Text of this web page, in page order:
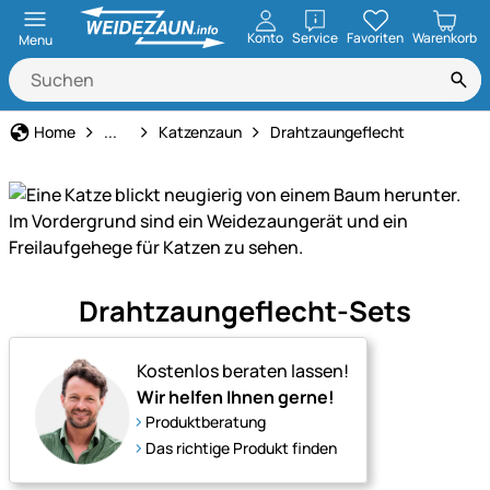
Menu Konto ServiceöffnenFavoriten Warenkorb
Home Katzenzaun & Freilauf
... Katzenzaun Drahtzaungeflecht
für
Katzen
passenden
Drahtzaungeflecht-Sets
Kostenlos beraten lassen!
Wir helfen Ihnen gerne!
Produktberatung
Das richtige Produkt finden